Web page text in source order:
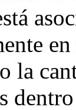
la